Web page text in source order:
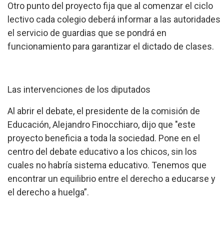
Otro punto del proyecto fija que al comenzar el ciclo
lectivo cada colegio deberá informar a las autoridades
el servicio de guardias que se pondrá en
funcionamiento para garantizar el dictado de clases.
Las intervenciones de los diputados
Al abrir el debate, el presidente de la comisión de
Educación, Alejandro Finocchiaro, dijo que "este
proyecto beneficia a toda la sociedad. Pone en el
centro del debate educativo a los chicos, sin los
cuales no habría sistema educativo. Tenemos que
encontrar un equilibrio entre el derecho a educarse y
el derecho a huelga”.